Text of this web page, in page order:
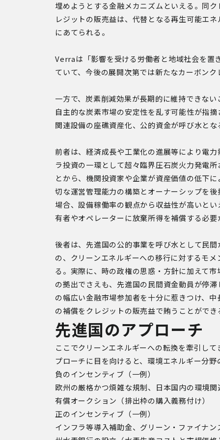
埋めようとする金融メカニズムといえる。同
レジットの販売益は、代替となる再生可能エ
にあてられる。
Verraは「影響を受ける労働者と地域社会を置
ていて、今後の展開次第では新たなカーボン
一方で、炭素削減効果が長期的に維持できな
自主的な炭素市場の安定性を乱す可能性が指
関連設備の座礁資産化、公的資金が呼び水と
前者は、経済成長や工業化の進展等により電
ラ投資の一環として超々臨界圧石炭火力発電
とから、機関投資家や企業が資産価値の低下
切な運営管理能力の構築とオーナーシップを
場合、設備稼働率の観点から収益性が高いと
有者やオペレーターに放棄所得を補償する必要
後者は、先進国の公的事業を呼び水として民
の、クリーンエネルギーへの移行に対するモ
る。実際に、時の政権の思惑・方針に加えて
の拠出でさえも、先進国の民間資金動員が停
の幅広い金融市場参加者を十分に惹きつけ、
の補償をクレジットの販売益で賄うことがで
先進国のアプローチ
ここでクリーンエネルギーへの転換を牽引し
プローチに目を向けると、環境エネルギー分
負のインセンティブ（一例）
欧州の厳格かつ煩雑な規制、日本国内の環境
有償オークション（排出枠の購入義務付け）
正のインセンティブ（一例）
インフラ等導入補助金、グリーン・ファイナ